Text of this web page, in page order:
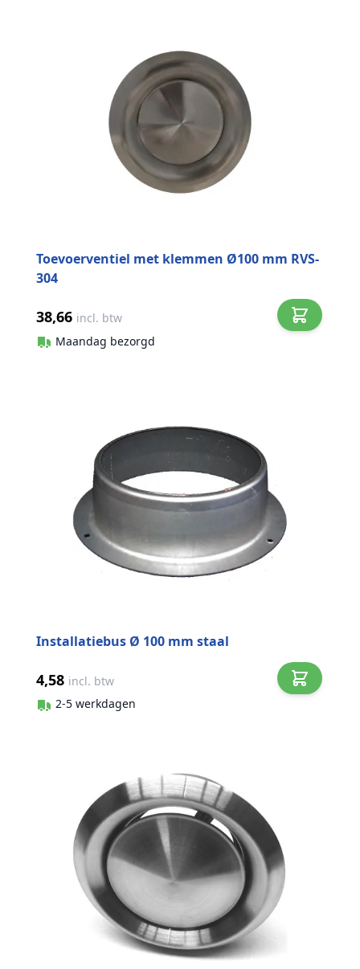
Toevoerventiel met klemmen Ø100 mm RVS-
304
38,66 incl. btw
Maandag bezorgd
Installatiebus Ø 100 mm staal
4,58 incl. btw
2-5 werkdagen